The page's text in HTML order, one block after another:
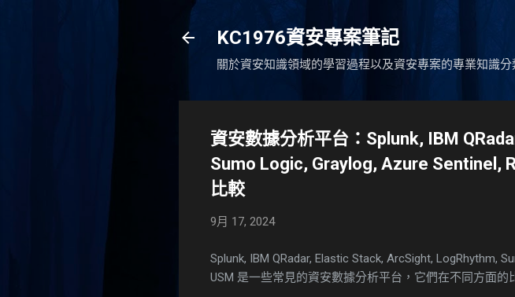
KC1976資安專案筆記
關於資安知識領域的學習過程以及資安專案的專業知識
資安數據分析平台：Splunk, IBM
Sumo Logic, Graylog, Azure Sentinel,
比較
9月 17, 2024
Splunk, IBM QRadar, Elastic Stack, ArcSight, LogRhythm,
USM 是一些常見的資安數據分析平台，它們在不同方面的